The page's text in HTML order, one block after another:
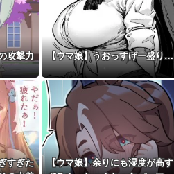
...
場医療訓練...
が決定的に！...
距離先行編成...
予定！第...
攻撃力
【ウマ娘】うおっすげー盛り…
すぎた
【ウマ娘】余りにも湿度が高す